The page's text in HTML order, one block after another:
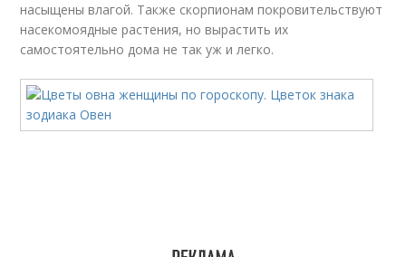
насыщены влагой. Также скорпионам покровительствуют
насекомоядные растения, но вырастить их
самостоятельно дома не так уж и легко.